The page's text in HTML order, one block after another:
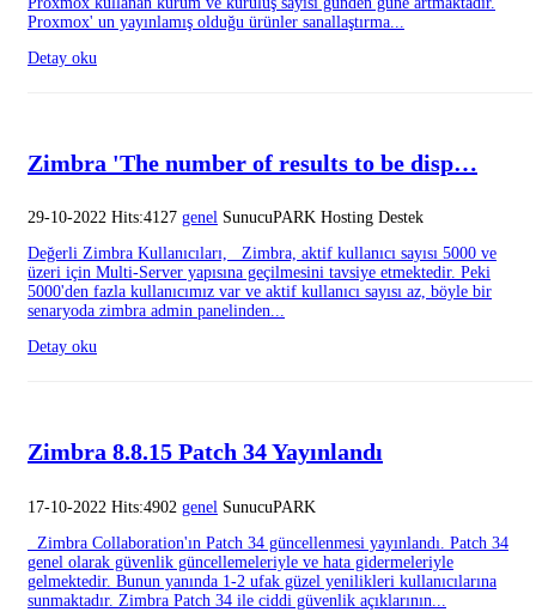
Proxmox' un yayınlamış olduğu ürünler sanallaştırma...
Detay oku
Zimbra 'The number of results to be disp…
29-10-2022 Hits:4127 genel SunucuPARK Hosting Destek
Değerli Zimbra Kullanıcıları, Zimbra, aktif kullanıcı sayısı 5000 ve
üzeri için Multi-Server yapısına geçilmesini tavsiye etmektedir. Peki
5000'den fazla kullanıcımız var ve aktif kullanıcı sayısı az, böyle bir
senaryoda zimbra admin panelinden...
Detay oku
Zimbra 8.8.15 Patch 34 Yayınlandı
17-10-2022 Hits:4902 genel SunucuPARK
Zimbra Collaboration'ın Patch 34 güncellenmesi yayınlandı. Patch 34
genel olarak güvenlik güncellemeleriyle ve hata gidermeleriyle
gelmektedir. Bunun yanında 1-2 ufak güzel yenilikleri kullanıcılarına
sunmaktadır. Zimbra Patch 34 ile ciddi güvenlik açıklarının...